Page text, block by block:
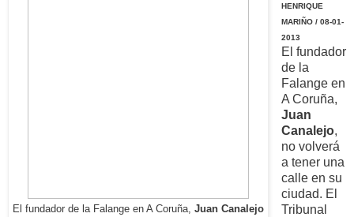
El fundador de la Falange en A Coruña, Juan Canalejo
HENRIQUE
MARIÑO / 08-01-
2013
El fundador
de la
Falange en
A Coruña,
Juan
Canalejo,
no volverá
a tener una
calle en su
ciudad. El
Tribunal